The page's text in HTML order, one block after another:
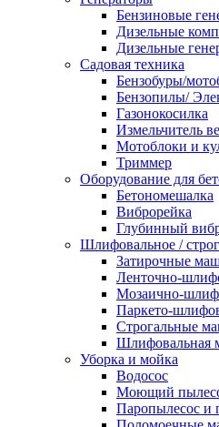
Бензиновые
Дизельные
Дизельные
Садовая техника
Бензобуры/
Бензопилы/
Газонокосилка
Измельчитель
Мотоблоки и
Триммер
Оборудование для
Бетономешалка
Виброрейка
Глубинный
Шлифовальное /
Затирочные
Ленточно-
Мозаично-
Паркето-
Строгальные
Шлифовальная
Уборка и мойка
Водосос
Моющий
Паропылесос и